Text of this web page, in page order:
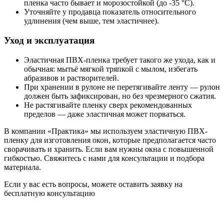
пленка часто бывает и морозостойкой (до -35 °C).
Уточняйте у продавца показатель относительного
удлинения (чем выше, тем эластичнее).
Уход и эксплуатация
Эластичная ПВХ-пленка требует такого же ухода, как и
обычная: мытьё мягкой тряпкой с мылом, избегать
абразивов и растворителей.
При хранении в рулоне не перетягивайте ленту — рулон
должен быть зафиксирован, но без чрезмерного сжатия.
Не растягивайте пленку сверх рекомендованных
пределов — даже эластичная может порваться.
В компании «Практика» мы используем эластичную ПВХ-
пленку для изготовления окон, которые предполагается часто
сворачивать и хранить. Если вам нужны окна с повышенной
гибкостью. Свяжитесь с нами для консультации и подбора
материала.
Если у вас есть вопросы, можете оставить заявку на
бесплатную консультацию